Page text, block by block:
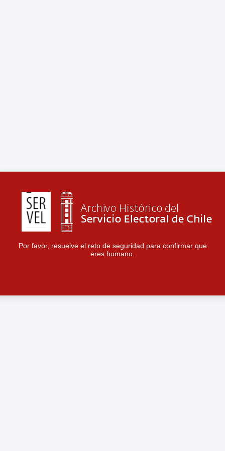
Por favor, resuelve el reto de seguridad para confirmar que
eres humano.